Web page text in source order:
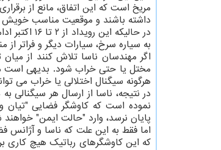
مریخ است که این اتفاق، مانع از
داشته باشند و موقعیت مناسب خویش
در
به سیاره سرخ، سیارات دیگر و فراتر
اگر مهندسان ناسا تلاش کنند از
مختل یا حتی خراب شود. بدیهی است
هرگونه سیگنال اختلالی یا خراب می
پایان نرسد، وارد "حالت ایمن"
اما فقط به این علت که ناسا و
که این کاوشگرهای رباتیک هیچ کاری